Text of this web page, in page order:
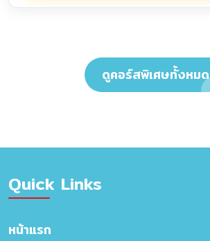
ดูคอร์สพิเศษทั้งหมด
Quick Links
หน้าแรก